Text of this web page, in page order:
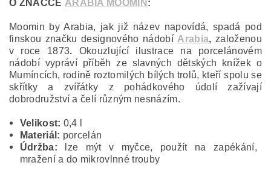
O ZNAČCE ARABIA MOOMIN :
Moomin by Arabia, jak již název napovídá, spadá pod
finskou značku designového nádobí Arabia, založenou
v roce 1873. Okouzlující ilustrace na porcelánovém
nádobí vypráví příběh ze slavných dětských knížek o
Mumíncích, rodině roztomilých bílých trolů, kteří spolu se
skřítky a zvířátky z pohádkového údolí zažívají
dobrodružství a čelí různým nesnázím.
Velikost: 0,4 l
Materiál: porcelán
Údržba: lze mýt v myčce, použít na zapékání,
mražení a do mikrovlnné trouby